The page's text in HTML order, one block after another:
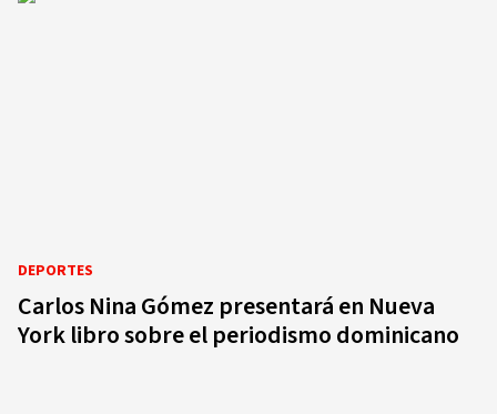
DEPORTES
Carlos Nina Gómez presentará en Nueva
York libro sobre el periodismo dominicano